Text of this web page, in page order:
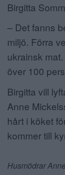
Birgitta
– Det fanns
miljö. Förra
ukrainsk
över 100
Birgitta vill
Anne
hårt i köket
kommer till
Husmödrar